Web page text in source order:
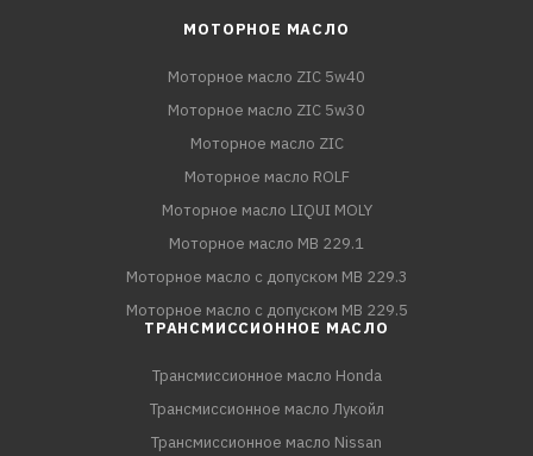
МОТОРНОЕ МАСЛО
Моторное масло ZIC 5w40
Моторное масло ZIC 5w30
Моторное масло ZIC
Моторное масло ROLF
Моторное масло LIQUI MOLY
Моторное масло MB 229.1
Моторное масло с допуском MB 229.3
Моторное масло с допуском MB 229.5
ТРАНСМИССИОННОЕ МАСЛО
Трансмиссионное масло Honda
Трансмиссионное масло Лукойл
Трансмиссионное масло Nissan